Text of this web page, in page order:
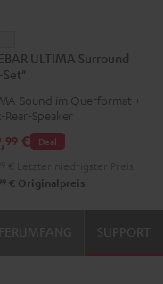
"4.0-
ULTIMA
Surround
"4.0-
Weiß
ULTIMA Surround
Sound im Querformat +
Rear-Speaker
Deal
99 €
€ Originalpreis
SUPPORT